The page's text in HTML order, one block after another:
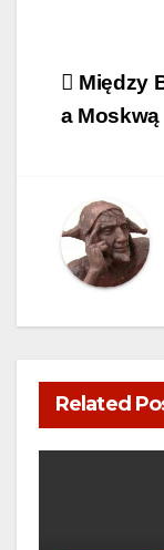
Post
Między
a Moskwą
Related